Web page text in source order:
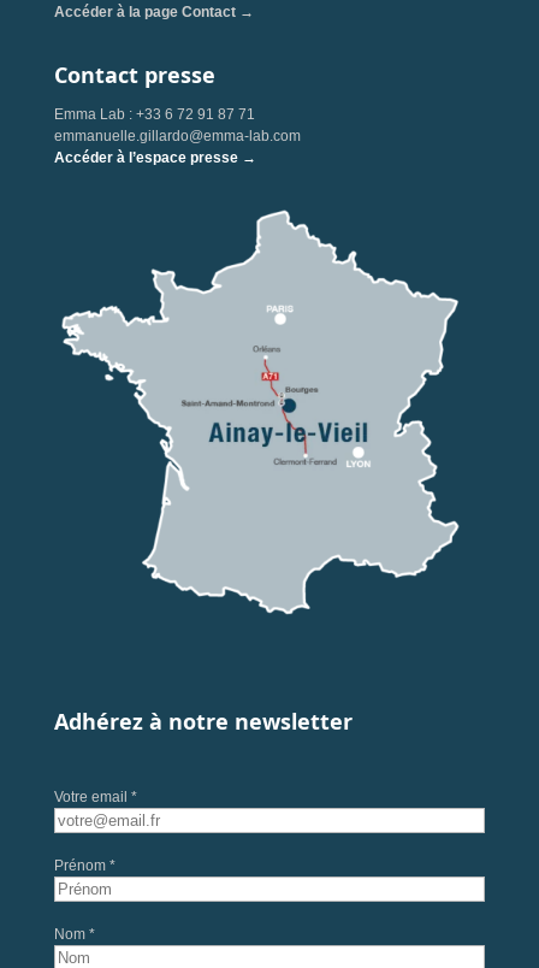
Accéder à la page Contact →
Contact presse
Emma Lab : +33 6 72 91 87 71
emmanuelle.gillardo@emma-lab.com
Accéder à l’espace presse →
Adhérez à notre newsletter
Votre email *
Prénom *
Nom *